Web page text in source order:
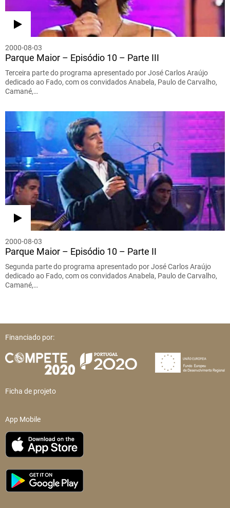
2000-08-03
Parque Maior – Episódio 10 – Parte III
Terceira parte do programa apresentado por José Carlos Araújo
dedicado ao Fado, com os convidados Anabela, Paulo de Carvalho,
Camané,…
2000-08-03
Parque Maior – Episódio 10 – Parte II
Segunda parte do programa apresentado por José Carlos Araújo
dedicado ao Fado, com os convidados Anabela, Paulo de Carvalho,
Camané,…
Financiado por:
Ficha de projeto
App Mobile